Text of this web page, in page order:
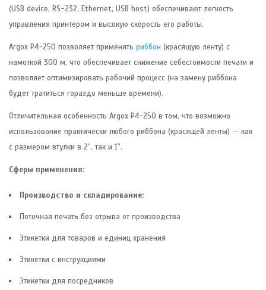
(USB device, RS-232, Ethernet, USB host) обеспечивают легкость
управления принтером и высокую скорость его работы.
Argox P4-250 позволяет применять риббон (красящую ленту) с
намоткой 300 м, что обеспечивает снижение себестоимости печати и
позволяет оптимизировать рабочий процесс (на замену риббона
будет тратиться гораздо меньше времени).
Отличительная особенность Argox P4-250 в том, что возможно
использование практически любого риббона (красящей ленты) — как
с размером втулки в 2″, так и 1″.
Сферы применения:
Производство и складирование:
Поточная печать без отрыва от производства
Этикетки для товаров и единиц хранения
Этикетки с инструкциями
Этикетки для посредников